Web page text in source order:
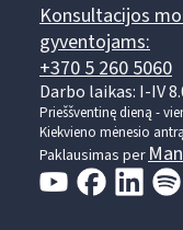
Konsultacijos
gyventojams:
+370 5 260 5060
Darbo laikas: I-IV
Prieššventinę dieną -
Kiekvieno mėnesio
Paklausimas per